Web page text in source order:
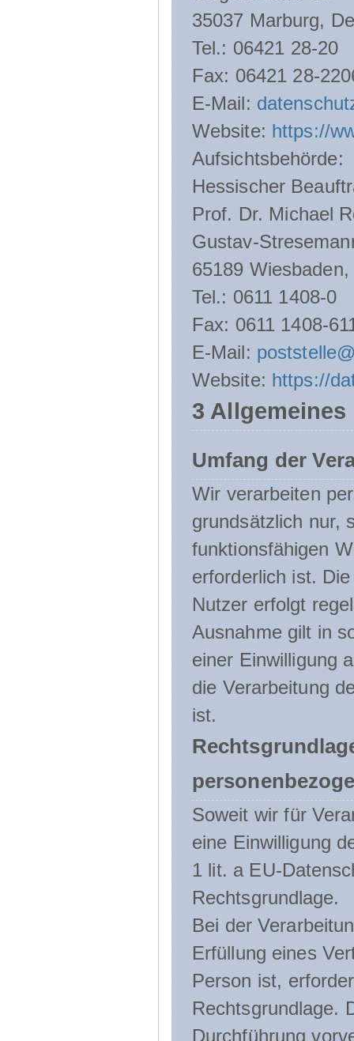
35037 Marburg,
Tel.: 06421 28-20
Fax: 06421 28-
E-Mail:
Website: https://
Aufsichtsbehörde:
Hessischer
Prof. Dr. Michael
Gustav-
65189
Tel.: 0611 1408-0
Fax: 0611 1408-
E-Mail:
Website: https://
3
Umfang der
Wir verarbeiten
grundsätzlich nur,
funktionsfähigen
erforderlich ist.
Nutzer erfolgt
Ausnahme gilt in
einer Einwilligung
die Verarbeitung
ist.
Soweit wir für
eine Einwilligung
1 lit. a EU-
Rechtsgrundlage.
Bei der
Erfüllung eines
Person ist,
Rechtsgrundlage.
Durchführung